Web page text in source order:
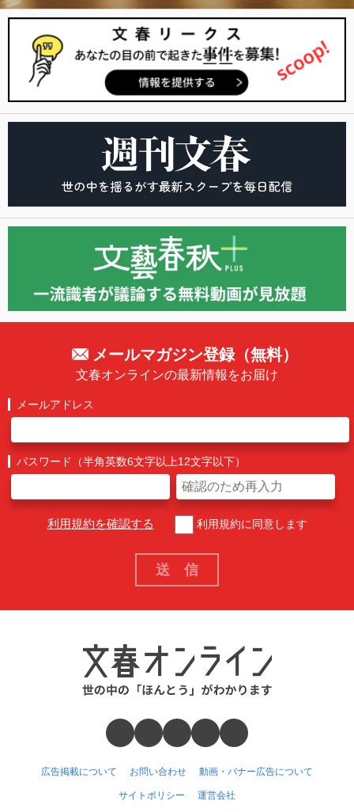
メールマガジン登録（無料）
文春オンラインの最新情報をお届け
メールアドレス
パスワード（半角英数6文字以上12文字以下）
利用規約を確認する 利用規約に同意します
広告掲載について お問い合わせ 動画・バナー広告について
サイトポリシー 運営会社